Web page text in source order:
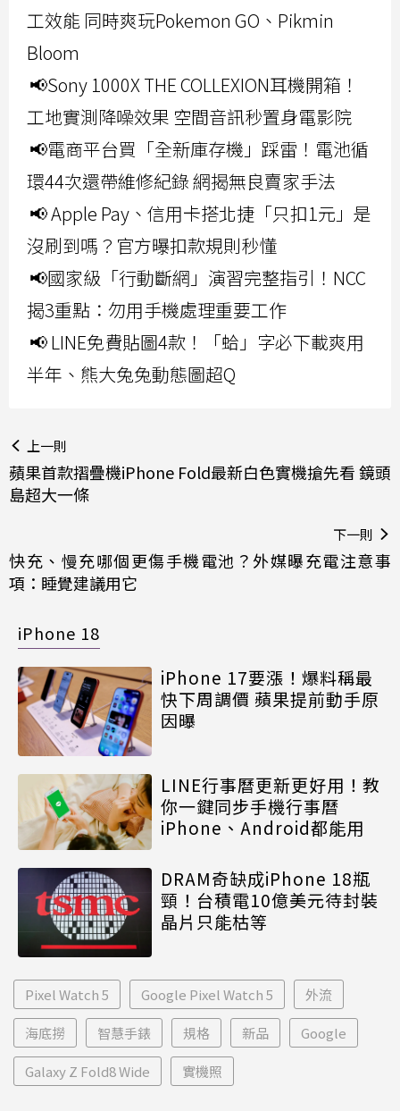
工效能 同時爽玩Pokemon GO、Pikmin
Bloom
📢Sony 1000X THE COLLEXION耳機開箱！
工地實測降噪效果 空間音訊秒置身電影院
📢電商平台買「全新庫存機」踩雷！電池循
環44次還帶維修紀錄 網揭無良賣家手法
📢 Apple Pay、信用卡搭北捷「只扣1元」是
沒刷到嗎？官方曝扣款規則秒懂
📢國家級「行動斷網」演習完整指引！NCC
揭3重點：勿用手機處理重要工作
📢 LINE免費貼圖4款！「蛤」字必下載爽用
半年、熊大兔兔動態圖超Q
上一則
蘋果首款摺疊機iPhone Fold最新白色實機搶先看 鏡頭
島超大一條
下一則
快充、慢充哪個更傷手機電池？外媒曝充電注意事
項：睡覺建議用它
iPhone 18
iPhone 17要漲！爆料稱最
快下周調價 蘋果提前動手原
因曝
LINE行事曆更新更好用！教
你一鍵同步手機行事曆
iPhone、Android都能用
DRAM奇缺成iPhone 18瓶
頸！台積電10億美元待封裝
晶片只能枯等
Pixel Watch 5 Google Pixel Watch 5 外流
海底撈 智慧手錶 規格 新品 Google
Galaxy Z Fold8 Wide 實機照